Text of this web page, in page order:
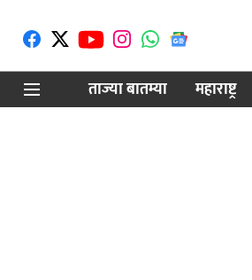
ताज्या बातम्या
महाराष्ट्र